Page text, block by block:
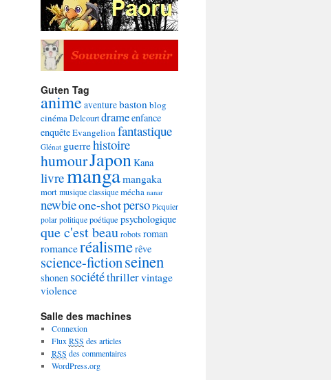
Guten Tag
animeaventurebaston blog
cinémaDelcourtdrameenfance
enquêteEvangelion fantastique
Glénat guerrehistoire
humourJapon Kana
livremangamangaka
mortmusique classiquemécha nanar
newbieone-shotperso Picquier
polar politique poétique psychologique
que c'est beaurobotsroman
romanceréalismerêve
science-fictionseinen
shonen sociététhrillervintage
violence
Salle des machines
Connexion
Flux RSS des articles
RSS des commentaires
WordPress.org